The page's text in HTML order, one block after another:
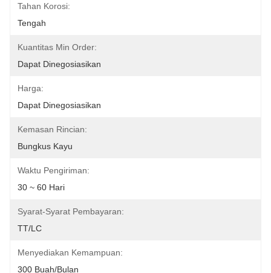
Tahan Korosi:
Tengah
Kuantitas Min Order:
Dapat Dinegosiasikan
Harga:
Dapat Dinegosiasikan
Kemasan Rincian:
Bungkus Kayu
Waktu Pengiriman:
30 ~ 60 Hari
Syarat-Syarat Pembayaran:
TT/LC
Menyediakan Kemampuan:
300 Buah/Bulan